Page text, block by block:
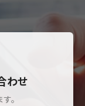
わせ
。